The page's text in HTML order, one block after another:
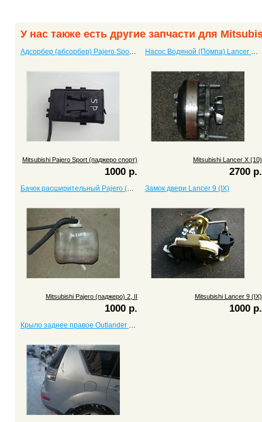
У нас также есть другие запчасти для
Адсорбер (абсорбер) Pajero Sport (паджеро спорт)
Mitsubishi Pajero Sport (паджеро спорт)
1000 р.
Насос Водяной (Помпа) Lancer X (10)
Mitsubishi Lancer X (10)
2700 р.
Бачок расширительный Pajero (паджеро) 2, II
Mitsubishi Pajero (паджеро) 2, II
1000 р.
Замок двери Lancer 9 (IX)
Mitsubishi Lancer 9 (IX)
1000 р.
Крыло заднее правое Outlander XL (II)